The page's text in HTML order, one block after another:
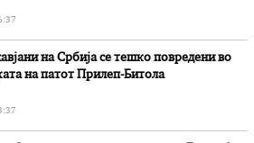
на Србија се тешко повредени во
на патот Прилеп-Битола